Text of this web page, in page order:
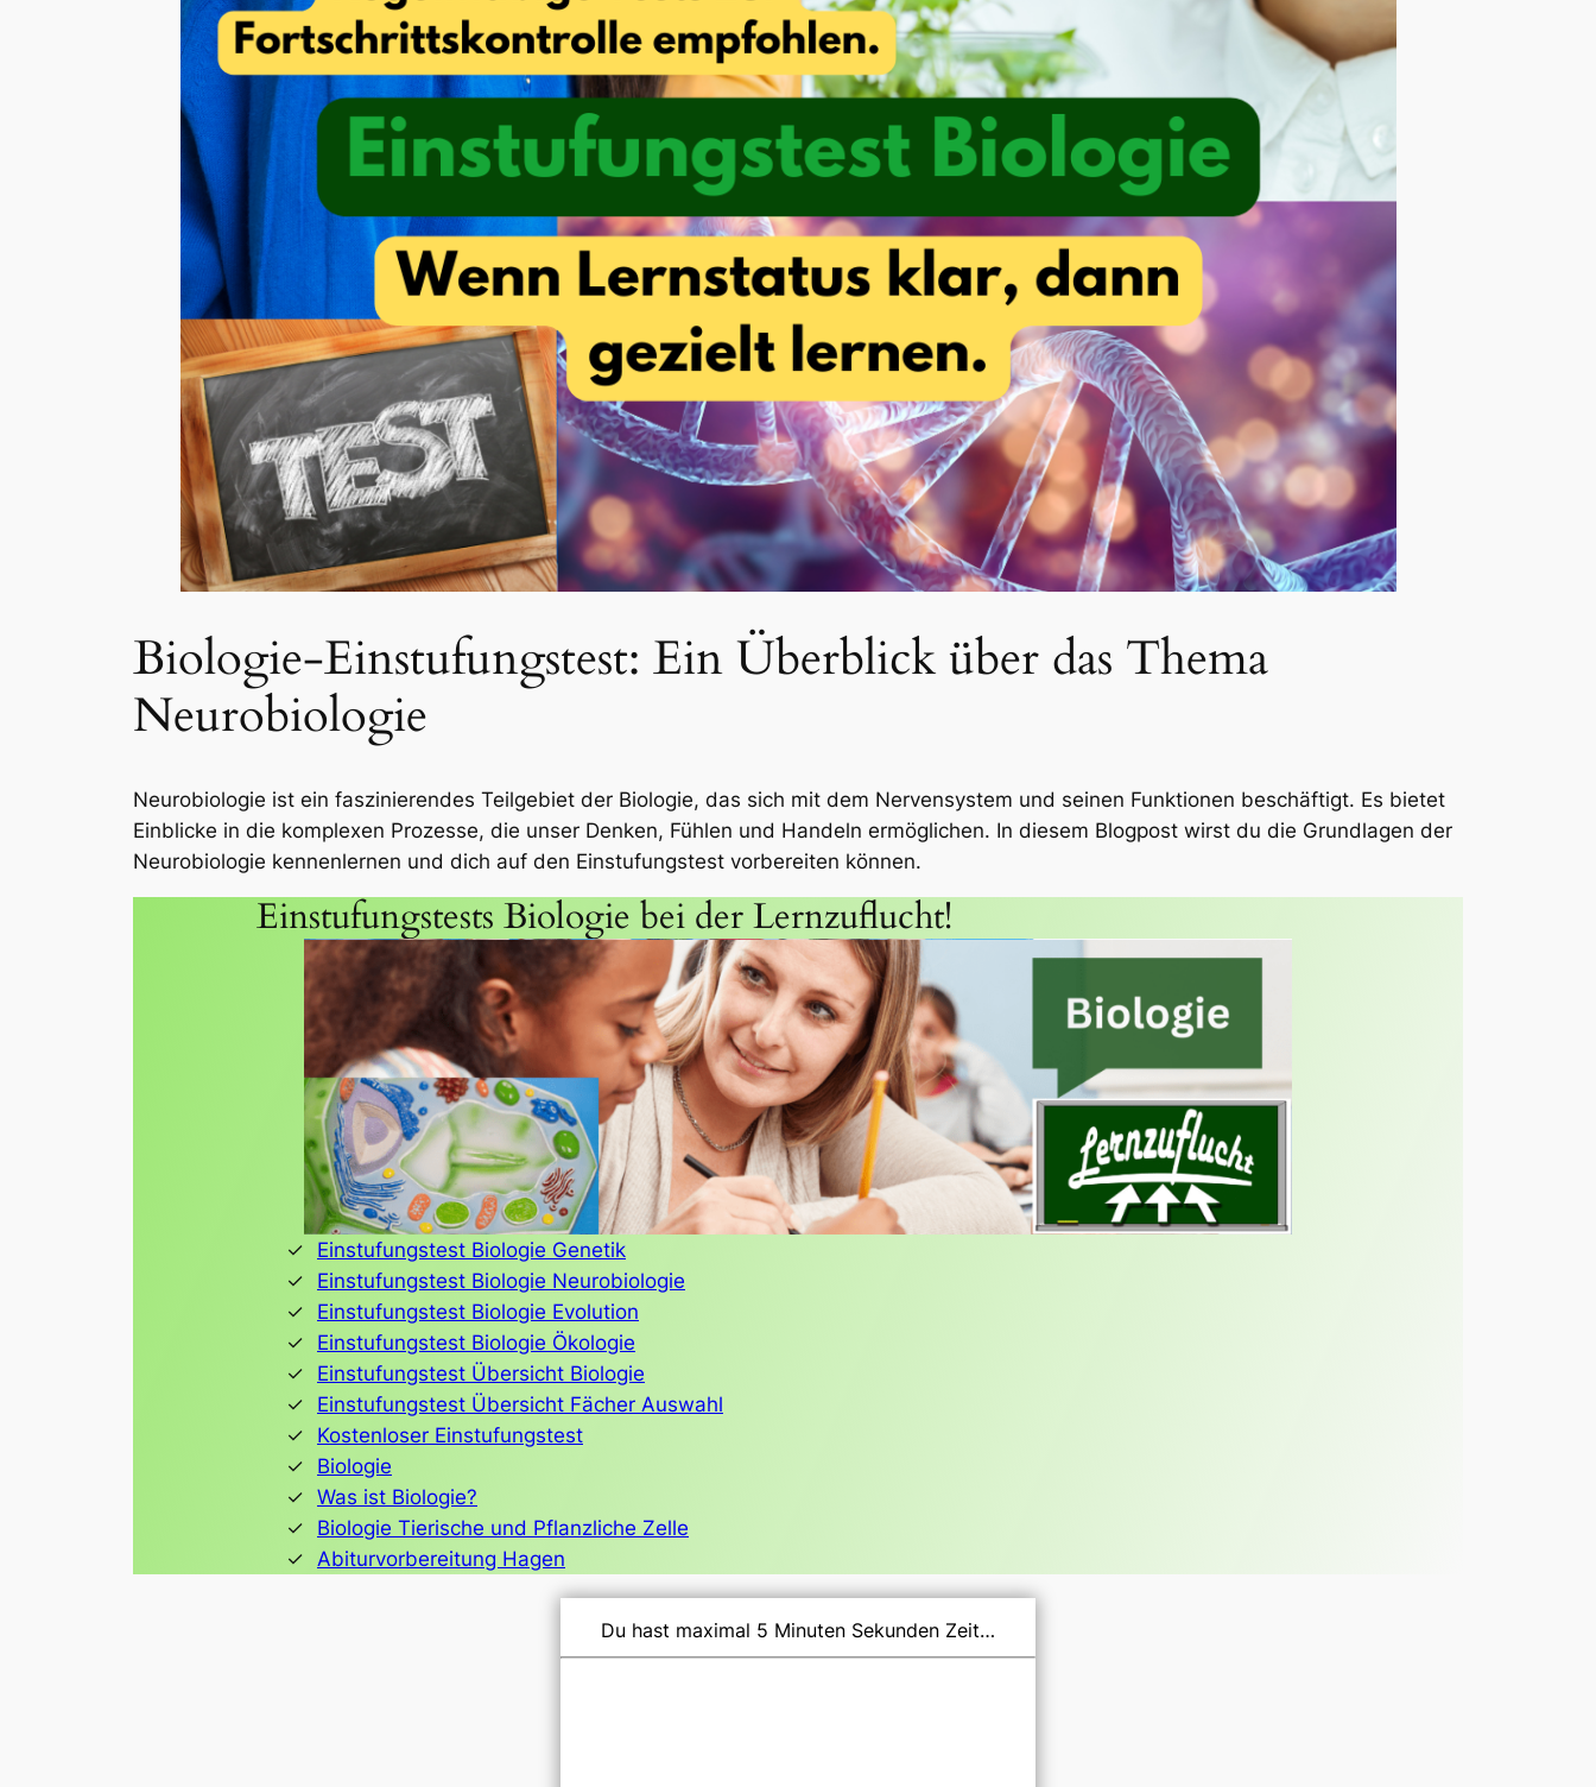
Biologie-Einstufungstest: Ein Überblick über das Thema
Neurobiologie
Neurobiologie ist ein faszinierendes Teilgebiet der Biologie, das sich mit dem Nervensystem und seinen Funktionen beschäftigt. Es bietet
Einblicke in die komplexen Prozesse, die unser Denken, Fühlen und Handeln ermöglichen. In diesem Blogpost wirst du die Grundlagen der
Neurobiologie kennenlernen und dich auf den Einstufungstest vorbereiten können.
Einstufungstests Biologie bei der Lernzuflucht!
Einstufungstest Biologie Genetik
Einstufungstest Biologie Neurobiologie
Einstufungstest Biologie Evolution
Einstufungstest Biologie Ökologie
Einstufungstest Übersicht Biologie
Einstufungstest Übersicht Fächer Auswahl
Kostenloser Einstufungstest
Biologie
Was ist Biologie?
Biologie Tierische und Pflanzliche Zelle
Abiturvorbereitung Hagen
Du hast maximal 5 Minuten Sekunden Zeit…